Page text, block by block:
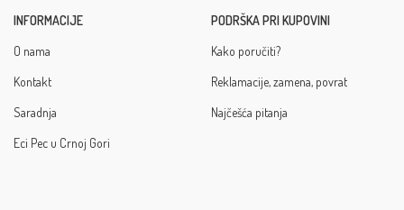
INFORMACIJE
O nama
Kontakt
Saradnja
Eci Pec u Crnoj Gori
PODRŠKA PRI KUPOVINI
Kako poručiti?
Reklamacije, zamena, povrat
Najčešća pitanja